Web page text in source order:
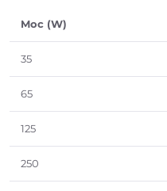
Moc (W)
35
65
125
250